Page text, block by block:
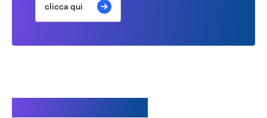
clicca qui